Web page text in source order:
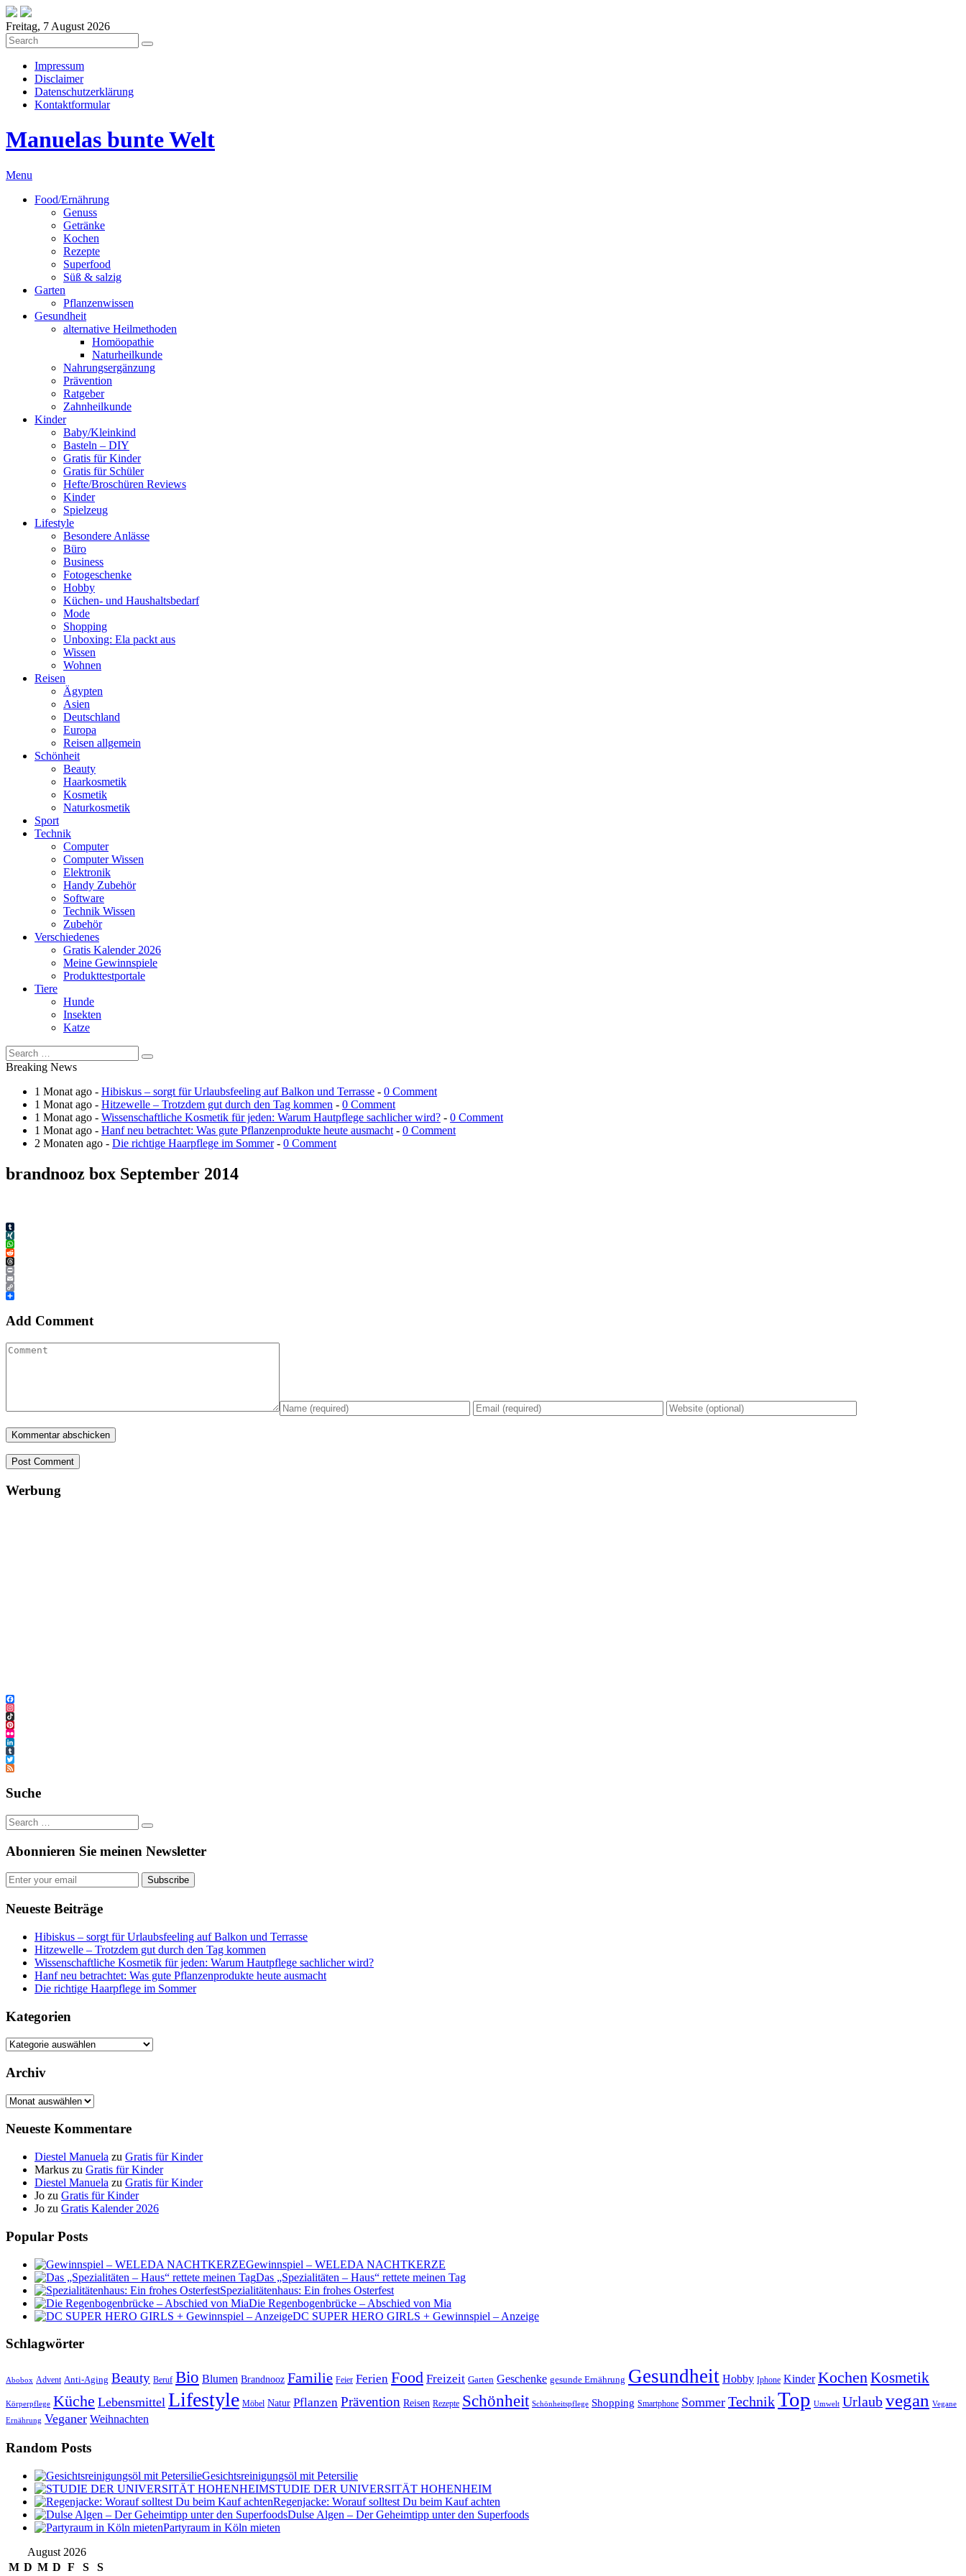
Freitag, 7 August 2026
Impressum
Disclaimer
Datenschutzerklärung
Kontaktformular
Manuelas bunte Welt
Menu
Food/Ernährung
Genuss
Getränke
Kochen
Rezepte
Superfood
Süß & salzig
Garten
Pflanzenwissen
Gesundheit
alternative Heilmethoden
Homöopathie
Naturheilkunde
Nahrungsergänzung
Prävention
Ratgeber
Zahnheilkunde
Kinder
Baby/Kleinkind
Basteln – DIY
Gratis für Kinder
Gratis für Schüler
Hefte/Broschüren Reviews
Kinder
Spielzeug
Lifestyle
Besondere Anlässe
Büro
Business
Fotogeschenke
Hobby
Küchen- und Haushaltsbedarf
Mode
Shopping
Unboxing: Ela packt aus
Wissen
Wohnen
Reisen
Ägypten
Asien
Deutschland
Europa
Reisen allgemein
Schönheit
Beauty
Haarkosmetik
Kosmetik
Naturkosmetik
Sport
Technik
Computer
Computer Wissen
Elektronik
Handy Zubehör
Software
Technik Wissen
Zubehör
Verschiedenes
Gratis Kalender 2026
Meine Gewinnspiele
Produkttestportale
Tiere
Hunde
Insekten
Katze
Breaking News
1 Monat ago - Hibiskus – sorgt für Urlaubsfeeling auf Balkon und Terrasse - 0 Comment
1 Monat ago - Hitzewelle – Trotzdem gut durch den Tag kommen - 0 Comment
1 Monat ago - Wissenschaftliche Kosmetik für jeden: Warum Hautpflege sachlicher wird? - 0 Comment
1 Monat ago - Hanf neu betrachtet: Was gute Pflanzenprodukte heute ausmacht - 0 Comment
2 Monaten ago - Die richtige Haarpflege im Sommer- 0 Comment
brandnooz box September 2014
Tumblr
XING
WhatsApp
Reddit
Threads
Print
Email
Copy
Link
Teilen
Add Comment
Post Comment
Werbung
Facebook
Instagram
TikTok
Pinterest
Flickr
LinkedIn
Tumblr
Twitter
Feed
Suche
Abonnieren Sie meinen Newsletter
Subscribe
Neueste Beiträge
Hibiskus – sorgt für Urlaubsfeeling auf Balkon und Terrasse
Hitzewelle – Trotzdem gut durch den Tag kommen
Wissenschaftliche Kosmetik für jeden: Warum Hautpflege sachlicher wird?
Hanf neu betrachtet: Was gute Pflanzenprodukte heute ausmacht
Die richtige Haarpflege im Sommer
Kategorien
Kategorien
Archiv
Archiv
Neueste Kommentare
Diestel Manuela zu Gratis für Kinder
Markus zu Gratis für Kinder
Diestel Manuela zu Gratis für Kinder
Jo zu Gratis für Kinder
Jo zu Gratis Kalender 2026
Popular Posts
Gewinnspiel – WELEDA NACHTKERZE
Das „Spezialitäten – Haus“ rettete meinen Tag
Spezialitätenhaus: Ein frohes Osterfest
Die Regenbogenbrücke – Abschied von Mia
DC SUPER HERO GIRLS + Gewinnspiel – Anzeige
Schlagwörter
Abobox Advent Anti-Aging Beauty Beruf Bio Blumen Brandnooz Familie Feier Ferien Food Freizeit Garten Geschenke gesunde Ernährung Gesundheit Hobby Iphone Kinder KochenKosmetik
Körperpflege Küche Lebensmittel Lifestyle Möbel Natur Pflanzen Prävention Reisen Rezepte Schönheit Schönheitspflege Shopping Smartphone Sommer TechnikTop Umwelt Urlaubvegan Vegane
Ernährung Veganer Weihnachten
Random Posts
Gesichtsreinigungsöl mit Petersilie
STUDIE DER UNIVERSITÄT HOHENHEIM
Regenjacke: Worauf solltest Du beim Kauf achten
Dulse Algen – Der Geheimtipp unter den Superfoods
Partyraum in Köln mieten
August 2026
M D M D F S S